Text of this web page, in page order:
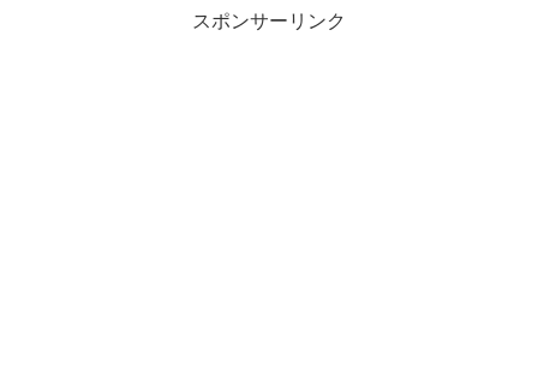
スポンサーリンク